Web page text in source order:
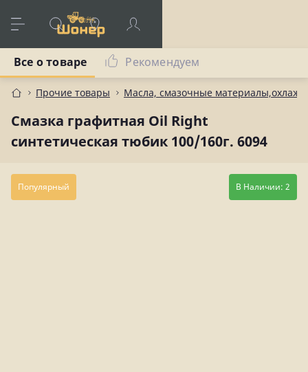
Прочие товары Масла, смазочные
Смазка графитная Oil Right
синтетическая тюбик 100/160г. 6094
Все о товаре Рекомендуем
Популярный В Наличии: 2